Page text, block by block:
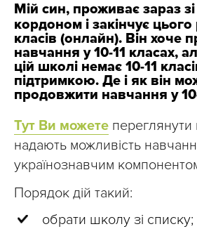
Мій син, проживає зараз
кордоном і закінчує
класів (онлайн). Він хоче
навчання у 10-11 класах,
цій школі немає 10-11
підтримкою. Де і як він
продовжити навчання у
Тут Ви можете переглянути
надають можливість
українознавчим
Порядок дій такий:
обрати школу зі списку;